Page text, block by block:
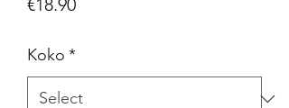
€18.90
Koko *